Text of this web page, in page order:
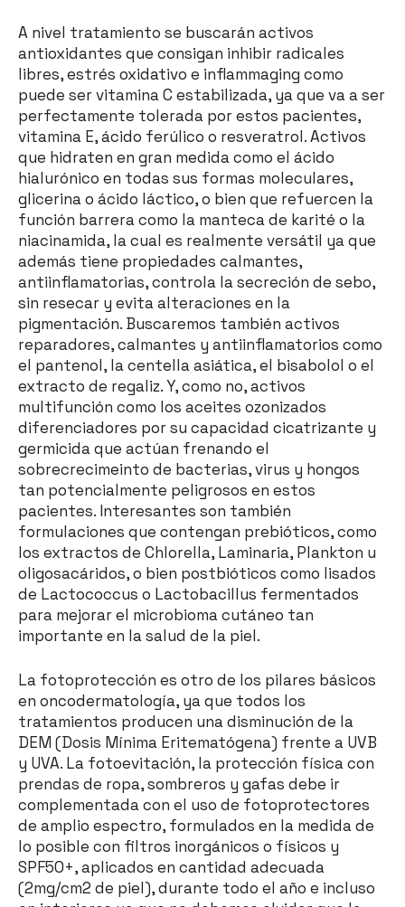
A nivel tratamiento se buscarán activos
antioxidantes que consigan inhibir radicales
libres, estrés oxidativo e inflammaging como
puede ser vitamina C estabilizada, ya que va a ser
perfectamente tolerada por estos pacientes,
vitamina E, ácido ferúlico o resveratrol. Activos
que hidraten en gran medida como el ácido
hialurónico en todas sus formas moleculares,
glicerina o ácido láctico, o bien que refuercen la
función barrera como la manteca de karité o la
niacinamida, la cual es realmente versátil ya que
además tiene propiedades calmantes,
antiinflamatorias, controla la secreción de sebo,
sin resecar y evita alteraciones en la
pigmentación. Buscaremos también activos
reparadores, calmantes y antiinflamatorios como
el pantenol, la centella asiática, el bisabolol o el
extracto de regaliz. Y, como no, activos
multifunción como los aceites ozonizados
diferenciadores por su capacidad cicatrizante y
germicida que actúan frenando el
sobrecrecimeinto de bacterias, virus y hongos
tan potencialmente peligrosos en estos
pacientes. Interesantes son también
formulaciones que contengan prebióticos, como
los extractos de Chlorella, Laminaria, Plankton u
oligosacáridos, o bien postbióticos como lisados
de Lactococcus o Lactobacillus fermentados
para mejorar el microbioma cutáneo tan
importante en la salud de la piel.
La fotoprotección es otro de los pilares básicos
en oncodermatología, ya que todos los
tratamientos producen una disminución de la
DEM (Dosis Mínima Eritematógena) frente a UVB
y UVA. La fotoevitación, la protección física con
prendas de ropa, sombreros y gafas debe ir
complementada con el uso de fotoprotectores
de amplio espectro, formulados en la medida de
lo posible con filtros inorgánicos o físicos y
SPF50+, aplicados en cantidad adecuada
(2mg/cm2 de piel), durante todo el año e incluso